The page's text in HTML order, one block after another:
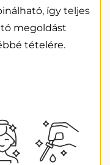
így teljes
megoldást
tételére.